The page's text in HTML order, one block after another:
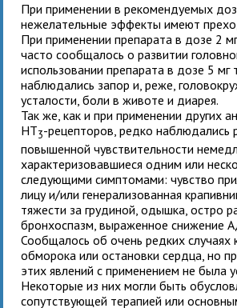
При применениив рекомендуемых
нежелательные эффекты имеют
При применении препарата в дозе 2
часто сообщалось о развитии
использовании препарата в дозе 5 мг
наблюдались запор и, реже,
усталости, боли в животе и диарея.
Так же, как и при применении других
НТ3-рецепторов, редко наблюдались
повышенной чувствительности
характеризовавшиеся одним или
следующими симптомами: чувство
лицу и/или генерализованная
тяжести за грудиной, одышка, остро
бронхоспазм, выраженное снижение
Сообщалось об очень редких случаях
обморока или остановки сердца, но
этих явлений с применениемне была
Некоторые из них могли быть
сопутствующей терапией или